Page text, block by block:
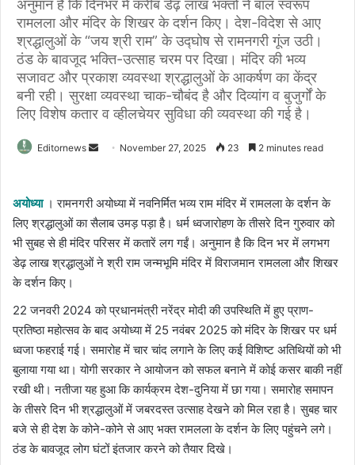
अनुमान है कि दिनभर में करीब डेढ़ लाख भक्तों ने बाल स्वरूप
रामलला और मंदिर के शिखर के दर्शन किए। देश-विदेश से आए
श्रद्धालुओं के “जय श्री राम” के उद्घोष से रामनगरी गूंज उठी।
ठंड के बावजूद भक्ति-उत्साह चरम पर दिखा। मंदिर की भव्य
सजावट और प्रकाश व्यवस्था श्रद्धालुओं के आकर्षण का केंद्र
बनी रही। सुरक्षा व्यवस्था चाक-चौबंद है और दिव्यांग व बुजुर्गों के
लिए विशेष कतार व व्हीलचेयर सुविधा की व्यवस्था की गई है।
Editornews
Send November 27, 2025 23 2 minutes read
अयोध्या । रामनगरी अयोध्या में नवनिर्मित भव्य राम मंदिर में रामलला के दर्शन के
लिए श्रद्धालुओं का सैलाब उमड़ पड़ा है। धर्म ध्वजारोहण के तीसरे दिन गुरुवार को
भी सुबह से ही मंदिर परिसर में कतारें लग गईं। अनुमान है कि दिन भर में लगभग
डेढ़ लाख श्रद्धालुओं ने श्री राम जन्मभूमि मंदिर में विराजमान रामलला और शिखर
के दर्शन किए।
22 जनवरी 2024 को प्रधानमंत्री नरेंद्र मोदी की उपस्थिति में हुए प्राण-
प्रतिष्ठा महोत्सव के बाद अयोध्या में 25 नवंबर 2025 को मंदिर के शिखर पर धर्म
ध्वजा फहराई गई। समारोह में चार चांद लगाने के लिए कई विशिष्ट अतिथियों को भी
बुलाया गया था। योगी सरकार ने आयोजन को सफल बनाने में कोई कसर बाकी नहीं
रखी थी। नतीजा यह हुआ कि कार्यक्रम देश-दुनिया में छा गया। समारोह समापन
के तीसरे दिन भी श्रद्धालुओं में जबरदस्त उत्साह देखने को मिल रहा है। सुबह चार
बजे से ही देश के कोने-कोने से आए भक्त रामलला के दर्शन के लिए पहुंचने लगे।
ठंड के बावजूद लोग घंटों इंतजार करने को तैयार दिखे।